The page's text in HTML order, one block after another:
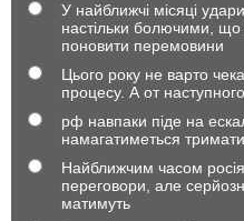
У найближчі місяці
настільки болючими, що
поновити перемовини
Цього року не варто
процесу. А от
рф навпаки піде на
намагатиметься
Найближчим часом
переговори, але
матимуть